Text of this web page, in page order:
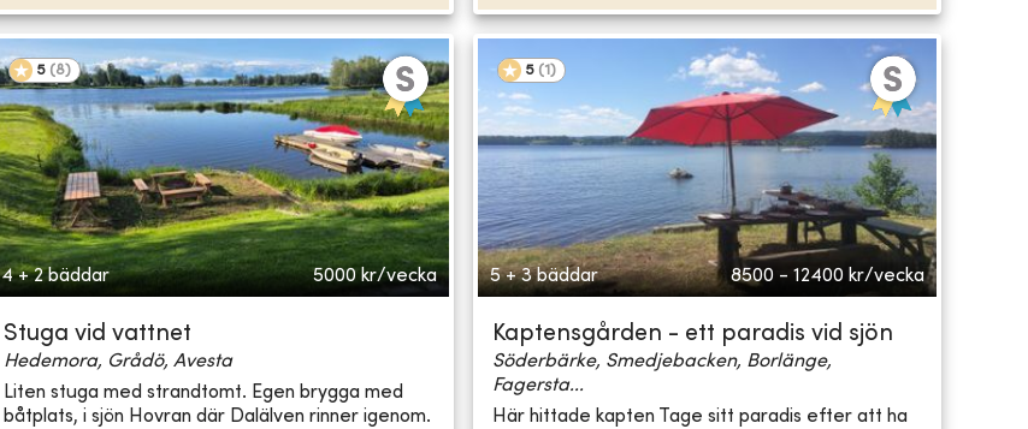
5 (8)
4 + 2 bäddar 5000 kr/vecka
Stuga vid vattnet
Hedemora, Grådö, Avesta
Liten stuga med strandtomt. Egen brygga med
båtplats, i sjön Hovran där Dalälven rinner igenom.
5 (1 )
5 + 3 bäddar 8500 - 12400 kr/vecka
Kaptensgården - ett paradis vid sjön
Söderbärke, Smedjebacken, Borlänge,
Fagersta...
Här hittade kapten Tage sitt paradis efter att ha